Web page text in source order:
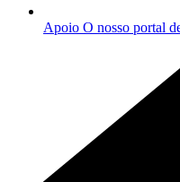
Apoio O nosso portal